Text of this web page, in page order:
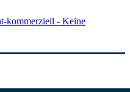
kommerziell - Keine